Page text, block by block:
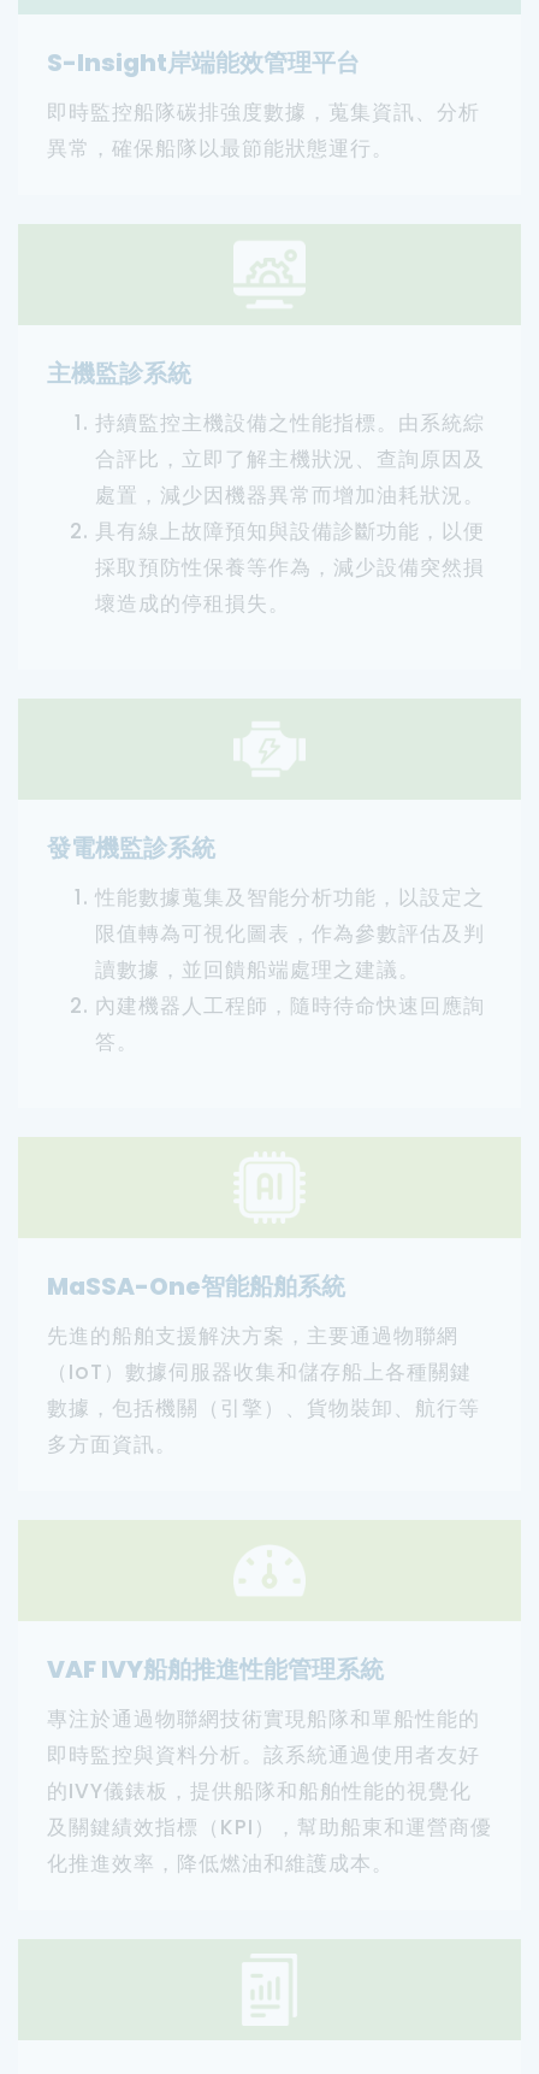
S-Insight岸端能效管理平台
即時監控船隊碳排強度數據，蒐集資訊、分析
異常，確保船隊以最節能狀態運行。
主機監診系統
持續監控主機設備之性能指標。由系統綜
合評比，立即了解主機狀況、查詢原因及
處置，減少因機器異常而增加油耗狀況。
具有線上故障預知與設備診斷功能，以便
採取預防性保養等作為，減少設備突然損
壞造成的停租損失。
發電機監診系統
性能數據蒐集及智能分析功能，以設定之
限值轉為可視化圖表，作為參數評估及判
讀數據，並回饋船端處理之建議。
內建機器人工程師，隨時待命快速回應詢
答。
MaSSA-One智能船舶系統
先進的船舶支援解決方案，主要通過物聯網
（IoT）數據伺服器收集和儲存船上各種關鍵
數據，包括機關（引擎）、貨物裝卸、航行等
多方面資訊。
VAF IVY船舶推進性能管理系統
專注於通過物聯網技術實現船隊和單船性能的
即時監控與資料分析。該系統通過使用者友好
的IVY儀錶板，提供船隊和船舶性能的視覺化
及關鍵績效指標（KPI），幫助船東和運營商優
化推進效率，降低燃油和維護成本。